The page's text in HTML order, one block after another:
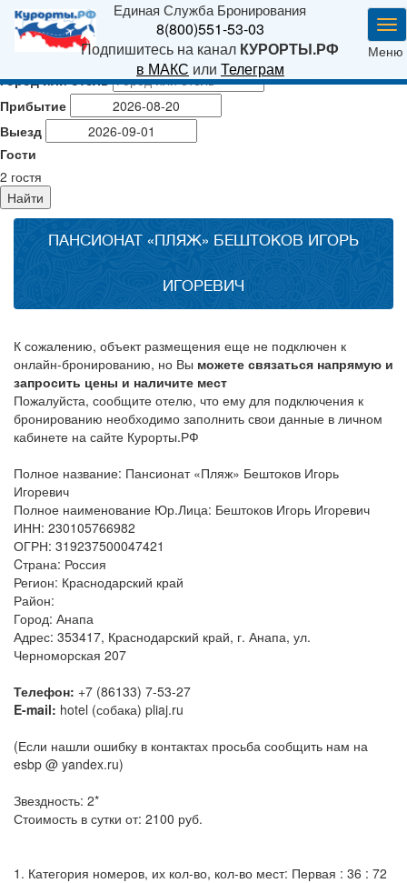
Единая Служба Бронирования
8(800)551-53-03
Подпишитесь на канал КУРОРТЫ.РФ
в МАКС или Телеграм
Меню
Город или отель
Прибытие
Выезд
Гости
2 гостя
Найти
ПАНСИОНАТ «ПЛЯЖ» БЕШТОКОВ ИГОРЬ
ИГОРЕВИЧ
К сожалению, объект размещения еще не подключен к
онлайн-бронированию, но Вы можете связаться напрямую и
запросить цены и наличите мест
Пожалуйста, сообщите отелю, что ему для подключения к
бронированию необходимо заполнить свои данные в личном
кабинете на сайте Курорты.РФ
Полное название: Пансионат «Пляж» Бештоков Игорь
Игоревич
Полное наименование Юр.Лица: Бештоков Игорь Игоревич
ИНН: 230105766982
ОГРН: 319237500047421
Cтрана: Россия
Регион: Краснодарский край
Район:
Город: Анапа
Адрес: 353417, Краснодарский край, г. Анапа, ул.
Черноморская 207
Телефон: +7 (86133) 7-53-27
E-mail: hotel (собака) pliaj.ru
(Если нашли ошибку в контактах просьба сообщить нам на
esbp @ yandex.ru)
Звездность: 2*
Стоимость в сутки от: 2100 руб.
1. Категория номеров, их кол-во, кол-во мест: Первая : 36 : 72